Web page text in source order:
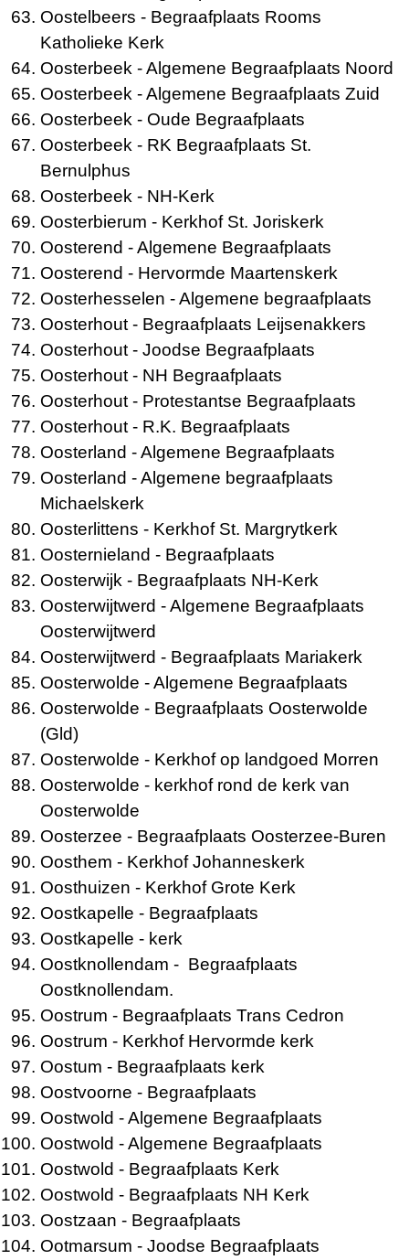
Oostelbeers - Begraafplaats Rooms
Katholieke Kerk
Oosterbeek - Algemene Begraafplaats Noord
Oosterbeek - Algemene Begraafplaats Zuid
Oosterbeek - Oude Begraafplaats
Oosterbeek - RK Begraafplaats St.
Bernulphus
Oosterbeek - NH-Kerk
Oosterbierum - Kerkhof St. Joriskerk
Oosterend - Algemene Begraafplaats
Oosterend - Hervormde Maartenskerk
Oosterhesselen - Algemene begraafplaats
Oosterhout - Begraafplaats Leijsenakkers
Oosterhout - Joodse Begraafplaats
Oosterhout - NH Begraafplaats
Oosterhout - Protestantse Begraafplaats
Oosterhout - R.K. Begraafplaats
Oosterland - Algemene Begraafplaats
Oosterland - Algemene begraafplaats
Michaelskerk
Oosterlittens - Kerkhof St. Margrytkerk
Oosternieland - Begraafplaats
Oosterwijk - Begraafplaats NH-Kerk
Oosterwijtwerd - Algemene Begraafplaats
Oosterwijtwerd
Oosterwijtwerd - Begraafplaats Mariakerk
Oosterwolde - Algemene Begraafplaats
Oosterwolde - Begraafplaats Oosterwolde
(Gld)
Oosterwolde - Kerkhof op landgoed Morren
Oosterwolde - kerkhof rond de kerk van
Oosterwolde
Oosterzee - Begraafplaats Oosterzee-Buren
Oosthem - Kerkhof Johanneskerk
Oosthuizen - Kerkhof Grote Kerk
Oostkapelle - Begraafplaats
Oostkapelle - kerk
Oostknollendam - Begraafplaats
Oostknollendam.
Oostrum - Begraafplaats Trans Cedron
Oostrum - Kerkhof Hervormde kerk
Oostum - Begraafplaats kerk
Oostvoorne - Begraafplaats
Oostwold - Algemene Begraafplaats
Oostwold - Algemene Begraafplaats
Oostwold - Begraafplaats Kerk
Oostwold - Begraafplaats NH Kerk
Oostzaan - Begraafplaats
Ootmarsum - Joodse Begraafplaats